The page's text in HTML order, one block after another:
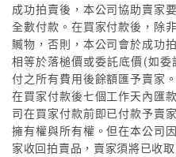
成功拍賣後，本公司協助賣家
全數付款。在買家付款後，除
贓物，否則，本公司會於成功
相等於落槌價或委託底價(如
付之所有費用後餘額匯予賣家
在買家付款後七個工作天內匯
司在買家付款前即已付款予賣
擁有權與所有權。但在本公司
家收回拍賣品，賣家須將已收